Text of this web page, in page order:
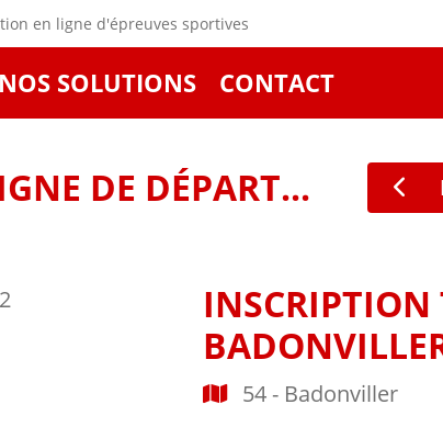
en ligne d'épreuves sportives
NOS SOLUTIONS CONTACT
DE DÉPART...
INSCRIPTION
54 - Badonviller